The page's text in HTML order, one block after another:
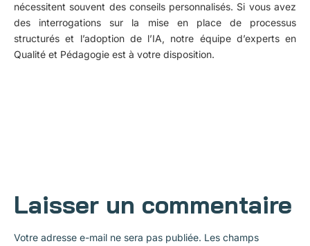
nécessitent souvent des conseils personnalisés. Si vous avez
des interrogations sur la mise en place de processus
structurés et l’adoption de l’IA, notre équipe d’experts en
Qualité et Pédagogie est à votre disposition.
Laisser un commentaire
Votre adresse e-mail ne sera pas publiée. Les champs